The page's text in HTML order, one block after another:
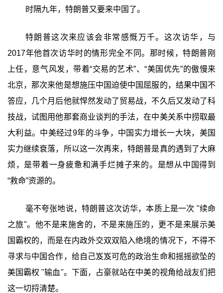
时隔九年，特朗普又要来中国了。
特朗普这次来应该会非常感慨万千。这次访华，与
2017年他首次访华时的情形完全不同。那时候，特朗普刚
上任，意气风发，带着“交易的艺术”、“美国优先”的傲慢来
北京，那次来他是想施压中国迫使中国屈服的，结果中国不
答应，几个月后他就悍然发动了贸易战，不久后又发动了科
技战，试图用他那套商业谈判的手法，在中美关系中捞取最
大利益。中美经过9年的斗争，中国实力增长一大块，美国
实力继续衰落，所以这一次再来，特朗普是真的遇到了大麻
烦，是带着一身疲惫和满手烂摊子来的。是想从中国得到
“救命”资源的。
毫不夸张地说，特朗普这次访华，本质上是一次 "续命
之旅"。他不是来施舍的，不是来施压的，更不是来展示美
国霸权的，而是在内政外交双双陷入绝境的情况下，不得不
寻求与中国合作，给自己岌岌可危的政治生命和摇摇欲坠的
美国霸权 "输血"。下面，占豪就站在中美的视角给战友们把
这一切捋清楚。